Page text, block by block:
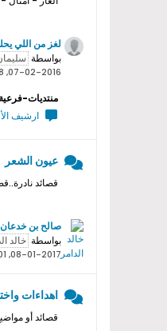
لغز من اللي
بواسطة
07-02-2016, 12:48 PM
منتديات-فرعية
ارشيف
عيون الشعر
قصائد
صالح بن
بواسطة
08-01-2017, 09:01 PM
اهداءات
قصائد أو